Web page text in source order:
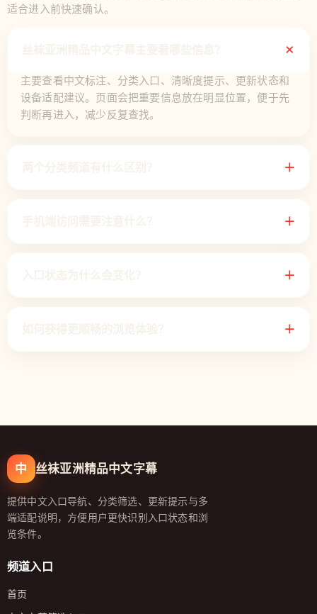
适合进入前快速确认。
＋
主要查看中文标注、分类入口、清晰度提示、更新状态和
设备适配建议。页面会把重要信息放在明显位置，便于先
判断再进入，减少反复查找。
＋
＋
＋
＋
中 丝袜亚洲精品中文字幕
提供中文入口导航、分类筛选、更新提示与多
端适配说明，方便用户更快识别入口状态和浏
览条件。
频道入口
首页